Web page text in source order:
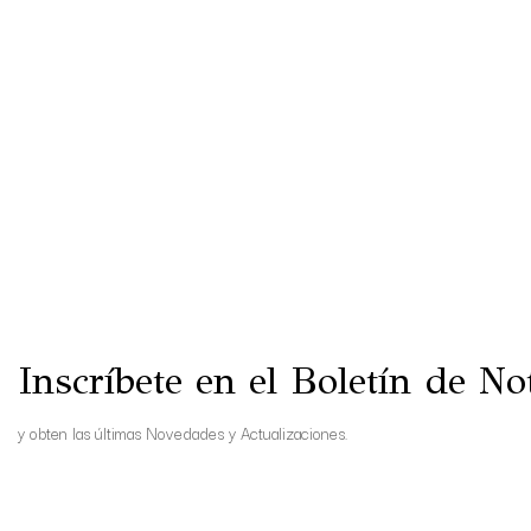
Inscríbete en el Boletín de
y obten las últimas Novedades y Actualizaciones.